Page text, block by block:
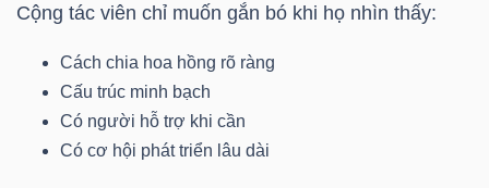
Cộng tác viên chỉ muốn gắn bó khi họ nhìn thấy:
Cách chia hoa hồng rõ ràng
Cấu trúc minh bạch
Có người hỗ trợ khi cần
Có cơ hội phát triển lâu dài
PHÁI
SINH